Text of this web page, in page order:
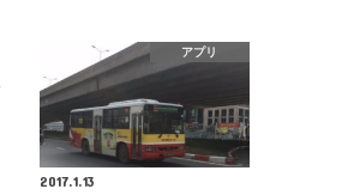
アプリ
2017.1.13